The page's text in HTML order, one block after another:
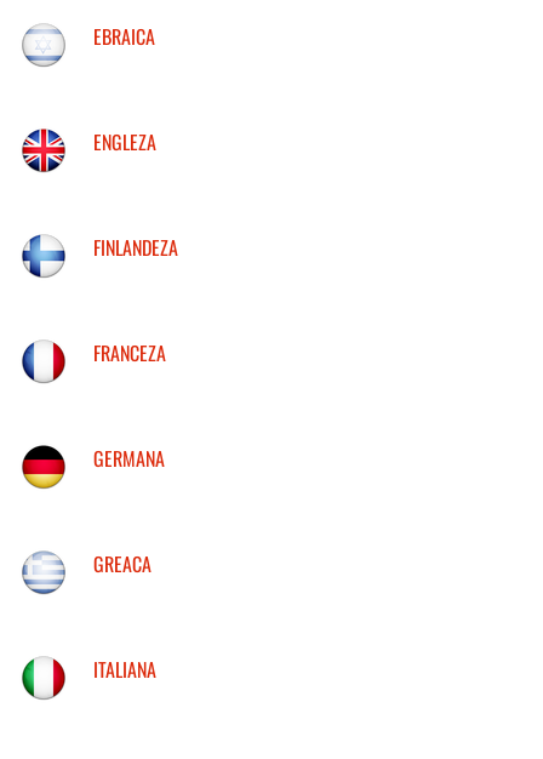
EBRAICA
ENGLEZA
FINLANDEZA
FRANCEZA
GERMANA
GREACA
ITALIANA